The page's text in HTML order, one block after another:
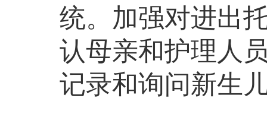
统。加强对进出
认母亲和护理人
记录和询问新生